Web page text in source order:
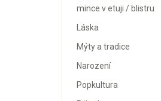
mince v etuji / blistru
Láska
Mýty a tradice
Narození
Popkultura